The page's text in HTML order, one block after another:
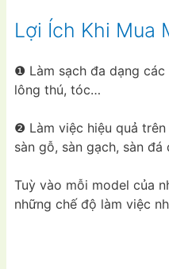
Lợi Ích Khi Mua
❶ Làm sạch đa dạng
lông thú, tóc…
❷ Làm việc hiệu quả
sàn gỗ, sàn gạch, sàn đá
Tuỳ vào mỗi model của
những chế độ làm việc